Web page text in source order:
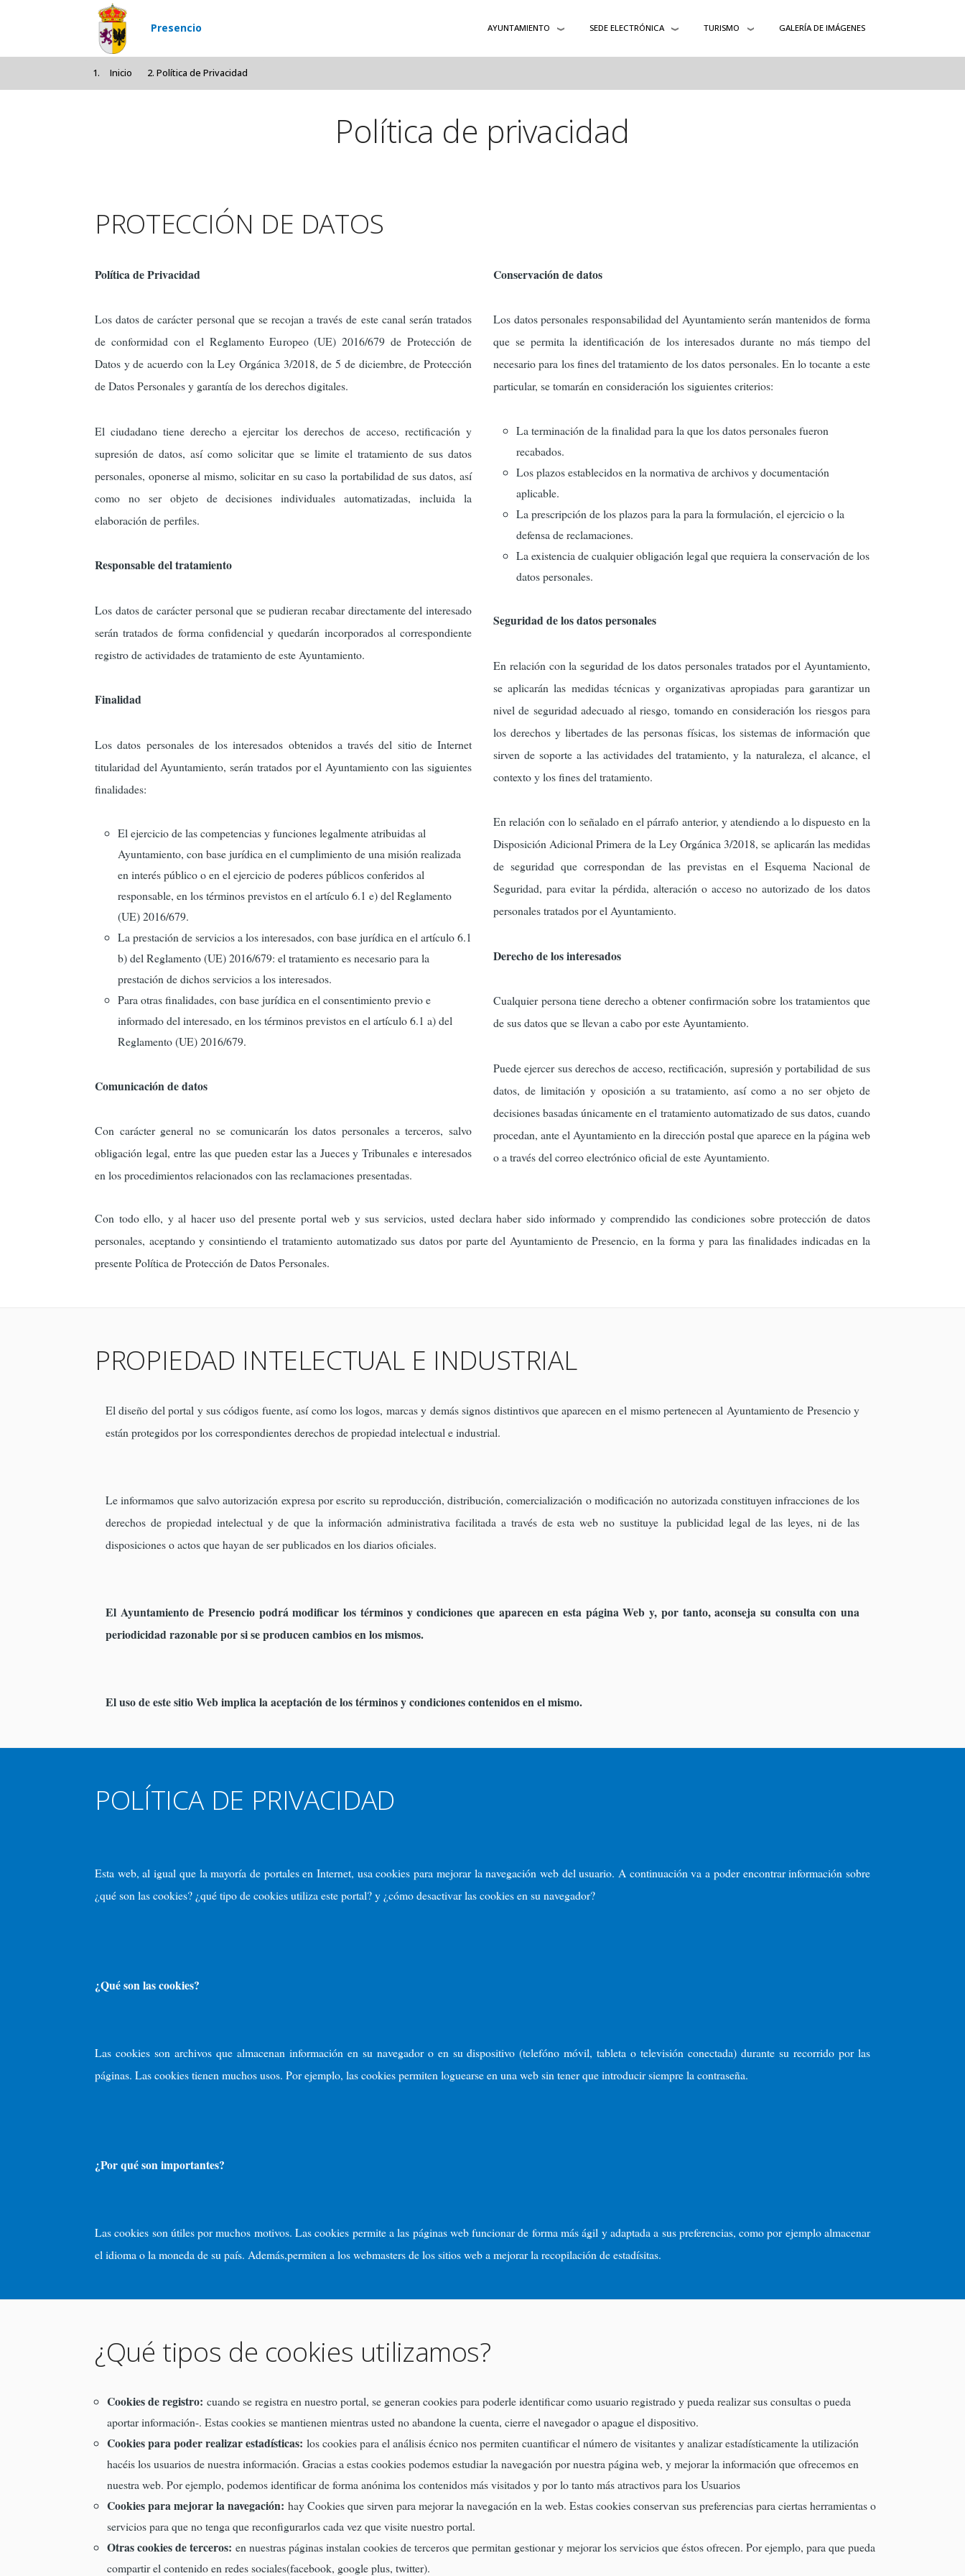
Pasar al contenido principal
Presencio AYUNTAMIENTO SEDE ELECTRÓNICA TURISMO GALERÍA DE IMÁGENES
Inicio Política de Privacidad
Política de privacidad
PROTECCIÓN DE DATOS
Política de Privacidad
Los datos de carácter personal que se recojan a través de este canal serán tratados
de conformidad con el Reglamento Europeo (UE) 2016/679 de Protección de
Datos y de acuerdo con la Ley Orgánica 3/2018, de 5 de diciembre, de Protección
de Datos Personales y garantía de los derechos digitales.
El ciudadano tiene derecho a ejercitar los derechos de acceso, rectificación y
supresión de datos, así como solicitar que se limite el tratamiento de sus datos
personales, oponerse al mismo, solicitar en su caso la portabilidad de sus datos, así
como no ser objeto de decisiones individuales automatizadas, incluida la
elaboración de perfiles.
Responsable del tratamiento
Los datos de carácter personal que se pudieran recabar directamente del interesado
serán tratados de forma confidencial y quedarán incorporados al correspondiente
registro de actividades de tratamiento de este Ayuntamiento.
Finalidad
Los datos personales de los interesados obtenidos a través del sitio de Internet
titularidad del Ayuntamiento, serán tratados por el Ayuntamiento con las siguientes
finalidades:
El ejercicio de las competencias y funciones legalmente atribuidas al
Ayuntamiento, con base jurídica en el cumplimiento de una misión realizada
en interés público o en el ejercicio de poderes públicos conferidos al
responsable, en los términos previstos en el artículo 6.1 e) del Reglamento
(UE) 2016/679.
La prestación de servicios a los interesados, con base jurídica en el artículo 6.1
b) del Reglamento (UE) 2016/679: el tratamiento es necesario para la
prestación de dichos servicios a los interesados.
Para otras finalidades, con base jurídica en el consentimiento previo e
informado del interesado, en los términos previstos en el artículo 6.1 a) del
Reglamento (UE) 2016/679.
Comunicación de datos
Con carácter general no se comunicarán los datos personales a terceros, salvo
obligación legal, entre las que pueden estar las a Jueces y Tribunales e interesados
en los procedimientos relacionados con las reclamaciones presentadas.
Conservación de datos
Los datos personales responsabilidad del Ayuntamiento serán mantenidos de forma
que se permita la identificación de los interesados durante no más tiempo del
necesario para los fines del tratamiento de los datos personales. En lo tocante a este
particular, se tomarán en consideración los siguientes criterios:
La terminación de la finalidad para la que los datos personales fueron
recabados.
Los plazos establecidos en la normativa de archivos y documentación
aplicable.
La prescripción de los plazos para la para la formulación, el ejercicio o la
defensa de reclamaciones.
La existencia de cualquier obligación legal que requiera la conservación de los
datos personales.
Seguridad de los datos personales
En relación con la seguridad de los datos personales tratados por el Ayuntamiento,
se aplicarán las medidas técnicas y organizativas apropiadas para garantizar un
nivel de seguridad adecuado al riesgo, tomando en consideración los riesgos para
los derechos y libertades de las personas físicas, los sistemas de información que
sirven de soporte a las actividades del tratamiento, y la naturaleza, el alcance, el
contexto y los fines del tratamiento.
En relación con lo señalado en el párrafo anterior, y atendiendo a lo dispuesto en la
Disposición Adicional Primera de la Ley Orgánica 3/2018, se aplicarán las medidas
de seguridad que correspondan de las previstas en el Esquema Nacional de
Seguridad, para evitar la pérdida, alteración o acceso no autorizado de los datos
personales tratados por el Ayuntamiento.
Derecho de los interesados
Cualquier persona tiene derecho a obtener confirmación sobre los tratamientos que
de sus datos que se llevan a cabo por este Ayuntamiento.
Puede ejercer sus derechos de acceso, rectificación, supresión y portabilidad de sus
datos, de limitación y oposición a su tratamiento, así como a no ser objeto de
decisiones basadas únicamente en el tratamiento automatizado de sus datos, cuando
procedan, ante el Ayuntamiento en la dirección postal que aparece en la página web
o a través del correo electrónico oficial de este Ayuntamiento.
Con todo ello, y al hacer uso del presente portal web y sus servicios, usted declara haber sido informado y comprendido las condiciones sobre protección de datos
personales, aceptando y consintiendo el tratamiento automatizado sus datos por parte del Ayuntamiento de Presencio, en la forma y para las finalidades indicadas en la
presente Política de Protección de Datos Personales.
PROPIEDAD INTELECTUAL E INDUSTRIAL
El diseño del portal y sus códigos fuente, así como los logos, marcas y demás signos distintivos que aparecen en el mismo pertenecen al Ayuntamiento de Presencio y
están protegidos por los correspondientes derechos de propiedad intelectual e industrial.
Le informamos que salvo autorización expresa por escrito su reproducción, distribución, comercialización o modificación no autorizada constituyen infracciones de los
derechos de propiedad intelectual y de que la información administrativa facilitada a través de esta web no sustituye la publicidad legal de las leyes, ni de las
disposiciones o actos que hayan de ser publicados en los diarios oficiales.
El Ayuntamiento de Presencio podrá modificar los términos y condiciones que aparecen en esta página Web y, por tanto, aconseja su consulta con una
periodicidad razonable por si se producen cambios en los mismos.
El uso de este sitio Web implica la aceptación de los términos y condiciones contenidos en el mismo.
POLÍTICA DE PRIVACIDAD
Esta web, al igual que la mayoría de portales en Internet, usa cookies para mejorar la navegación web del usuario. A continuación va a poder encontrar información sobre
¿qué son las cookies? ¿qué tipo de cookies utiliza este portal? y ¿cómo desactivar las cookies en su navegador?
¿Qué son las cookies?
Las cookies son archivos que almacenan información en su navegador o en su dispositivo (telefóno móvil, tableta o televisión conectada) durante su recorrido por las
páginas. Las cookies tienen muchos usos. Por ejemplo, las cookies permiten loguearse en una web sin tener que introducir siempre la contraseña.
¿Por qué son importantes?
Las cookies son útiles por muchos motivos. Las cookies permite a las páginas web funcionar de forma más ágil y adaptada a sus preferencias, como por ejemplo almacenar
el idioma o la moneda de su país. Además,permiten a los webmasters de los sitios web a mejorar la recopilación de estadísitas.
¿Qué tipos de cookies utilizamos?
Cookies de registro: cuando se registra en nuestro portal, se generan cookies para poderle identificar como usuario registrado y pueda realizar sus consultas o pueda
aportar información-. Estas cookies se mantienen mientras usted no abandone la cuenta, cierre el navegador o apague el dispositivo.
Cookies para poder realizar estadísticas: los cookies para el análisis écnico nos permiten cuantificar el número de visitantes y analizar estadísticamente la utilización
hacéis los usuarios de nuestra información. Gracias a estas cookies podemos estudiar la navegación por nuestra página web, y mejorar la información que ofrecemos en
nuestra web. Por ejemplo, podemos identificar de forma anónima los contenidos más visitados y por lo tanto más atractivos para los Usuarios
Cookies para mejorar la navegación: hay Cookies que sirven para mejorar la navegación en la web. Estas cookies conservan sus preferencias para ciertas herramientas o
servicios para que no tenga que reconfigurarlos cada vez que visite nuestro portal.
Otras cookies de terceros: en nuestras páginas instalan cookies de terceros que permitan gestionar y mejorar los servicios que éstos ofrecen. Por ejemplo, para que pueda
compartir el contenido en redes sociales(facebook, google plus, twitter).